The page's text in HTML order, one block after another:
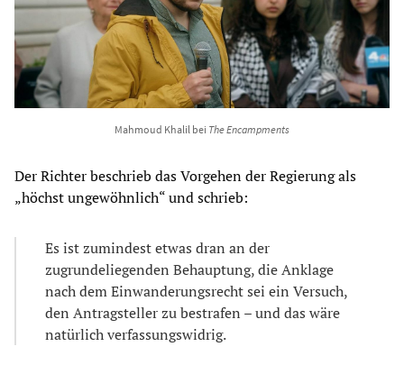
Mahmoud Khalil bei The Encampments
Der Richter beschrieb das Vorgehen der Regierung als
„höchst ungewöhnlich“ und schrieb:
Es ist zumindest etwas dran an der
zugrundeliegenden Behauptung, die Anklage
nach dem Einwanderungsrecht sei ein Versuch,
den Antragsteller zu bestrafen – und das wäre
natürlich verfassungswidrig.